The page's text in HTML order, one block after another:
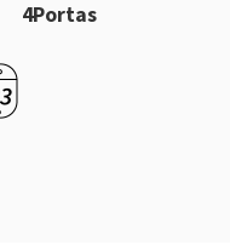
4Portas